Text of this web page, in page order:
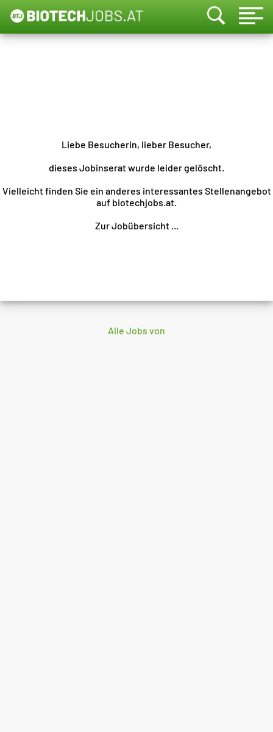
Liebe Besucherin, lieber Besucher,
dieses Jobinserat wurde leider gelöscht.
Vielleicht finden Sie ein anderes interessantes Stellenangebot
auf biotechjobs.at.
Zur Jobübersicht ...
Alle Jobs von